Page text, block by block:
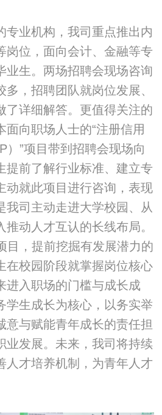
专业机构，我司重点推出内
岗位，面向会计、金融等专
业生。两场招聘会现场咨询
，招聘团队就岗位发展、
详细解答。 更值得关注的
面向职场人士的“注册信用
）”项目带到招聘会现场向
提前了解行业标准、建立专
动就此项目进行咨询，表现
我司主动走进大学校园、从
动人才互认的长线布局。
目，提前挖掘有发展潜力的
在校园阶段就掌握岗位核心
进入职场的门槛与成长成
学生成长为核心，以务实举
意与赋能青年成长的责任担
业发展。未来，我司将持续
人才培养机制，为青年人才